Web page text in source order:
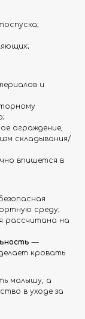
и
ограждение,
складывания/
впишется в
среду;
рассчитана на
—
кровать
малышу, а
в уходе за